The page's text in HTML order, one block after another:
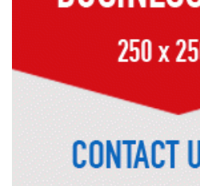
মন্তব্য
প্রাক্তনের